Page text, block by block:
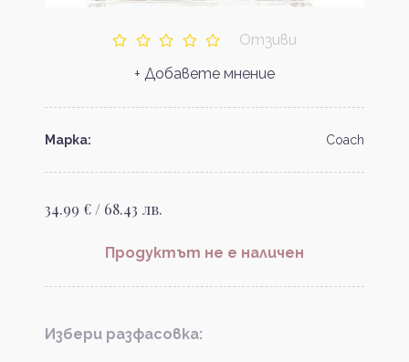
Отзиви
+ Добавете мнение
Марка: Coach
34.99 € / 68.43 лв.
Продуктът не е наличен
Избери разфасовка: